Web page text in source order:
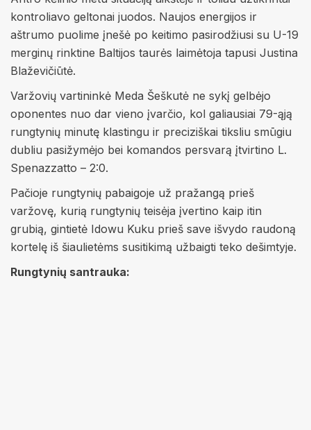
kontroliavo geltonai juodos. Naujos energijos ir
aštrumo puolime įnešė po keitimo pasirodžiusi su U-19
merginų rinktine Baltijos taurės laimėtoja tapusi Justina
Blaževičiūtė.
Varžovių vartininkė Meda Šeškutė ne sykį gelbėjo
oponentes nuo dar vieno įvarčio, kol galiausiai 79-ąją
rungtynių minutę klastingu ir preciziškai tiksliu smūgiu
dubliu pasižymėjo bei komandos persvarą įtvirtino L.
Spenazzatto – 2:0.
Pačioje rungtynių pabaigoje už pražangą prieš
varžovę, kurią rungtynių teisėja įvertino kaip itin
grubią, gintietė Idowu Kuku prieš save išvydo raudoną
kortelę iš šiaulietėms susitikimą užbaigti teko dešimtyje.
Rungtynių santrauka: